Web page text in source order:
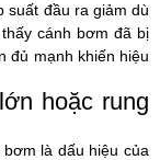
suất đầu ra giảm dù
cánh bơm đã bị
đủ mạnh khiến hiệu
hoặc rung
là dấu hiệu của